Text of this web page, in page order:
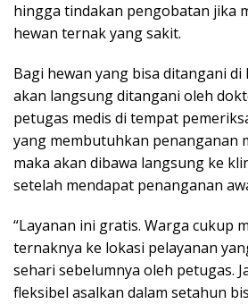
hingga tindakan pengobatan jika
hewan ternak yang sakit.
Bagi hewan yang bisa ditangani di
akan langsung ditangani oleh
petugas medis di tempat
yang membutuhkan penanganan
maka akan dibawa langsung ke
setelah mendapat penanganan
“Layanan ini gratis. Warga cukup
ternaknya ke lokasi pelayanan
sehari sebelumnya oleh petugas.
fleksibel asalkan dalam setahun